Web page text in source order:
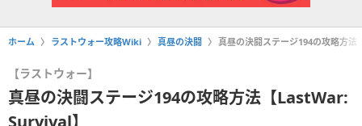
ホーム ラストウォー攻略Wiki 真昼の決闘 真昼の決闘ステージ194の攻略方
【ラストウォー】
真昼の決闘ステージ194の攻略方法【LastWar:
Survival】